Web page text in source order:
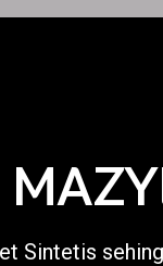
Sintetis